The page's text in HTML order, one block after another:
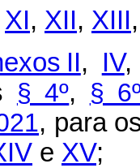
XI, XII, XIII
II, IV
§ 4º, §
, para
e XV;